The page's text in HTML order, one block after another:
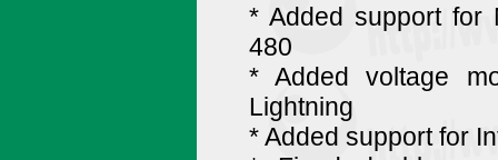
* Added support for
480
* Added voltage
Lightning
* Added support for